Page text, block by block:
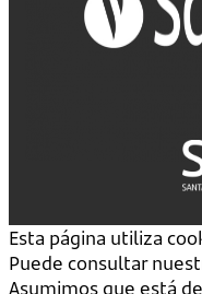
Esta página utiliza
Puede consultar
Asumimos que está